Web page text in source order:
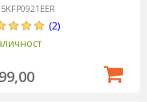
(2)